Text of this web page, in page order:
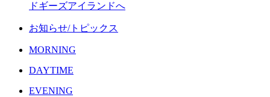
ドギーズアイランドへ
お知らせ/トピックス
MORNING
DAYTIME
EVENING